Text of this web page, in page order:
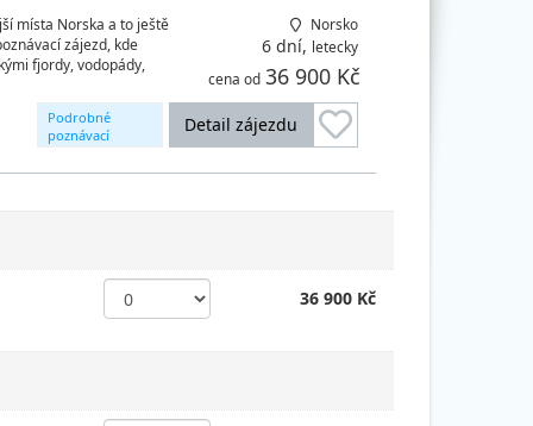
místa Norska a to ještě
zájezd, kde
fjordy, vodopády,
Norsko
6 dní, letecky
cena od 36 900 Kč
Detail zájezdu
Podrobné
poznávací
36 900 Kč